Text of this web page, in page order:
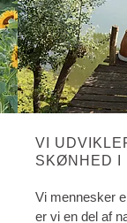
VI
SKØNHED I
Vi mennesker
er vi en del af